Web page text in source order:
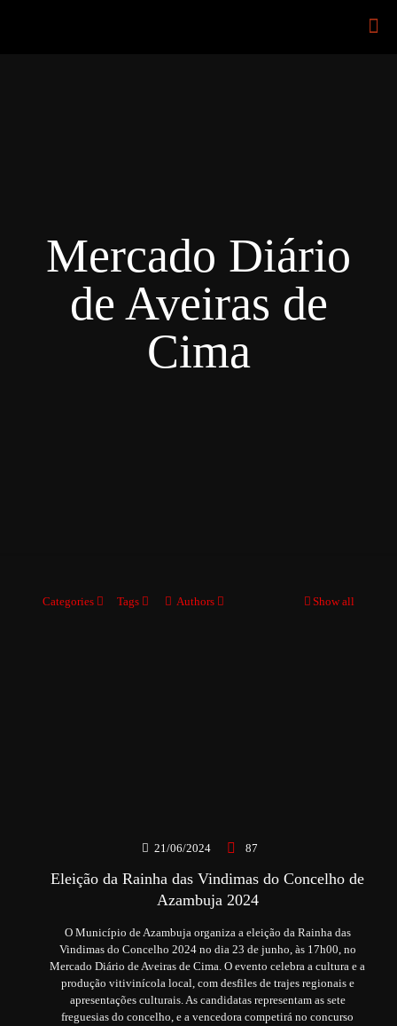
Mercado Diário
de Aveiras de
Cima
Categories Tags Authors Show all
21/06/2024 87
Eleição da Rainha das Vindimas do Concelho de
Azambuja 2024
O Município de Azambuja organiza a eleição da Rainha das
Vindimas do Concelho 2024 no dia 23 de junho, às 17h00, no
Mercado Diário de Aveiras de Cima. O evento celebra a cultura e a
produção vitivinícola local, com desfiles de trajes regionais e
apresentações culturais. As candidatas representam as sete
freguesias do concelho, e a vencedora competirá no concurso